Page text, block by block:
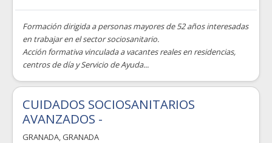
Formación dirigida a personas mayores de 52 años interesadas
en trabajar en el sector sociosanitario.
Acción formativa vinculada a vacantes reales en residencias,
centros de día y Servicio de Ayuda...
CUIDADOS SOCIOSANITARIOS
AVANZADOS -
GRANADA, GRANADA